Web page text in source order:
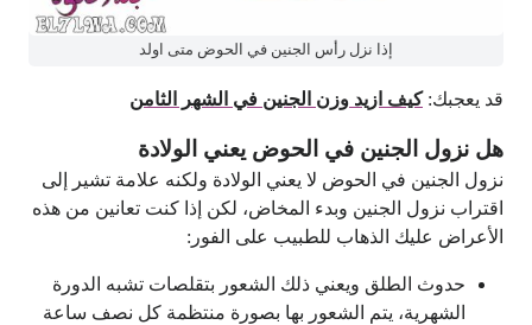
إذا نزل رأس الجنين في الحوض متى اولد
قد يعجبك:كيف ازيد وزن الجنين في الشهر الثامن
هل نزول الجنين في الحوض يعني الولادة
نزول الجنين في الحوض لا يعني الولادة ولكنه علامة تشير إلى
اقتراب نزول الجنين وبدء المخاض، لكن إذا كنت تعانين من هذه
الأعراض عليك الذهاب للطبيب على الفور:
حدوث الطلق ويعني ذلك الشعور بتقلصات تشبه الدورة
الشهرية، يتم الشعور بها بصورة منتظمة كل نصف ساعة